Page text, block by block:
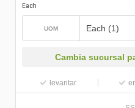
Each
UOM Each (1)
Cambia sucursal
levantar